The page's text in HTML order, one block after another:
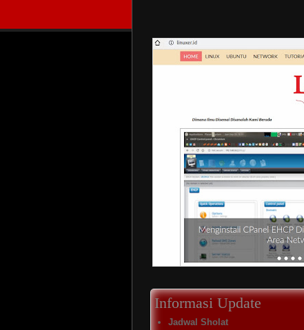
Mengenal Tag Conditional Untuk
Menjalankan instruksi tertentu pada
Informasi Update
Jadwal Sholat